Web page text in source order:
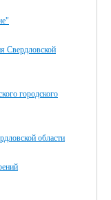
Свердловской
городского
области